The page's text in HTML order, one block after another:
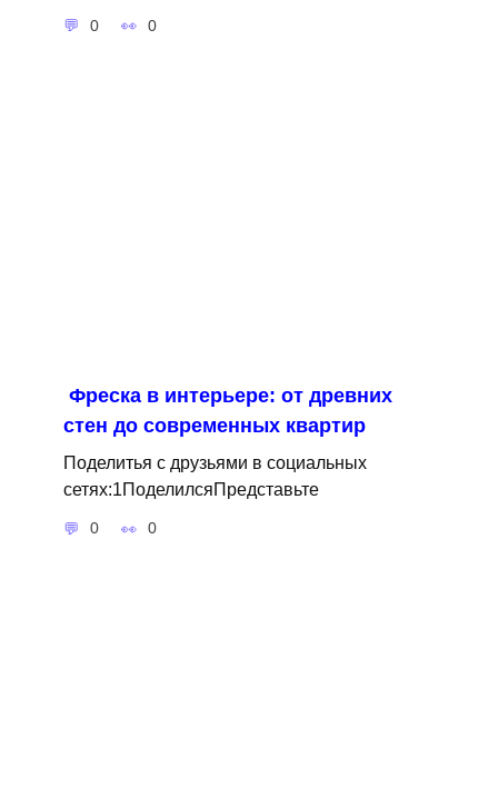
0 0
Фреска в интерьере: от древних
стен до современных квартир
Поделитья с друзьями в социальных
сетях:1ПоделилсяПредставьте
0 0